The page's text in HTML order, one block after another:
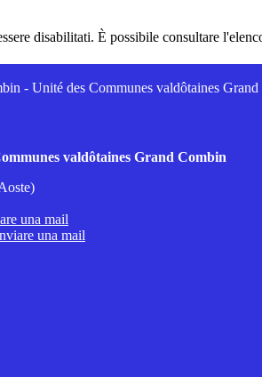
disabilitati. È possibile consultare
- Unité des Communes valdôtaines
valdôtaines Grand Combin
una mail
una mail